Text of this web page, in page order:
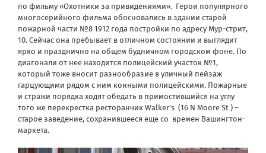
по фильму «Охотники за привидениями». Герои популярного
многосерийного фильма обосновались в здании старой
пожарной части №8 1912 года постройки по адресу Мур-стрит,
10. Сейчас она пребывает в отличном состоянии и выглядит
ярко и празднично на общем будничном городском фоне. По
диагонали от нее находится полицейский участок №1,
который тоже вносит разнообразие в уличный пейзаж
гарцующими рядом с ним конными полицейскими. Пожарные
и стражи порядка ходят обедать в примостившийся на углу
того же перекрестка ресторанчик Walker’s (16 N Moore St ) –
старое заведение, сохранившееся еще со времен Вашингтон-
маркета.